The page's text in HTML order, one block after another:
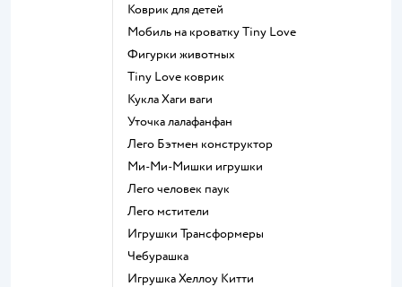
Коврик для детей
Мобиль на кроватку Tiny Love
Фигурки животных
Tiny Love коврик
Кукла Хаги ваги
Уточка лалафанфан
Лего Бэтмен конструктор
Ми-Ми-Мишки игрушки
Лего человек паук
Лего мстители
Игрушки Трансформеры
Чебурашка
Игрушка Хеллоу Китти